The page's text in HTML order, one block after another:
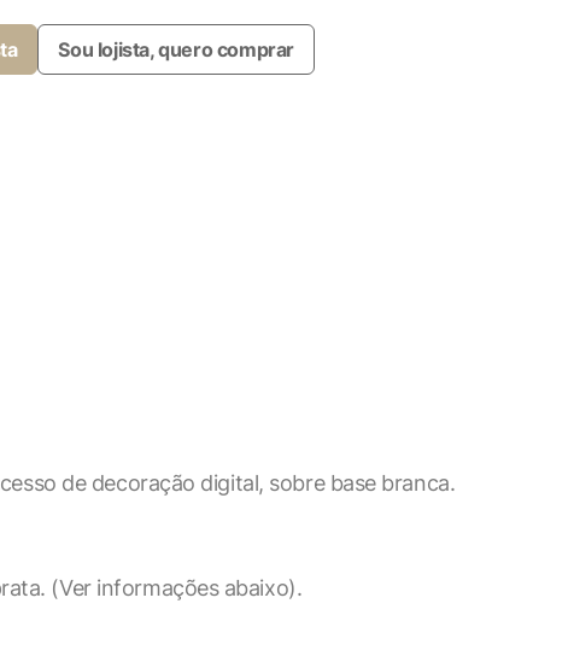
Sou lojista, quero comprar
de decoração digital, sobre base branca.
(Ver informações abaixo).
os cookies que são
o funcionamento das